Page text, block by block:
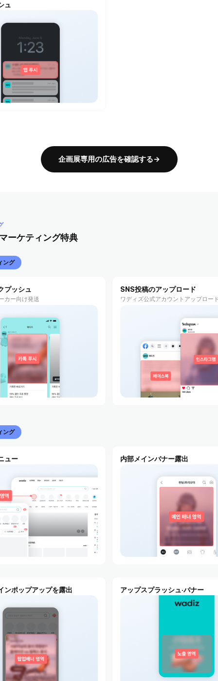
ュ
企画展専用の広告を確認する→
ーケティング特典
ング
プッシュ
カー向け発送
SNS投稿のアップロード
ワディズ公式アカウントアップロー
ング
ュー 内部メインバナー露出
ンポップアップを露出 アップスプラッシュ·バナー